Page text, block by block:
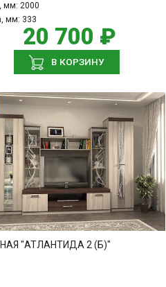
мм: 2000
мм: 333
20 700 ₽
В КОРЗИНУ
"АТЛАНТИДА 2 (Б)"